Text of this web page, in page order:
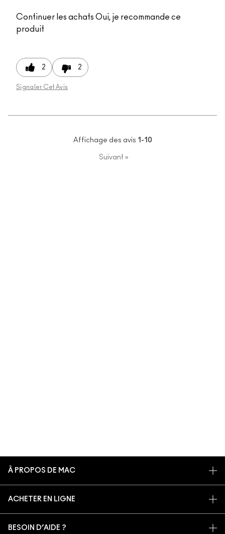
Continuer les achats Oui, je recommande ce
produit
2 2
Signaler Cet Avis
Affichage des avis 1-10
Suivant »
À PROPOS DE MAC
NOS MAQUILLEURS
ACHETER EN LIGNE
S’ABONNER AUX E-MAILS
BESOIN D’AIDE ?